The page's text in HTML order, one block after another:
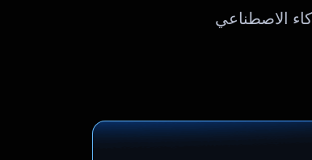
الاصطناعي